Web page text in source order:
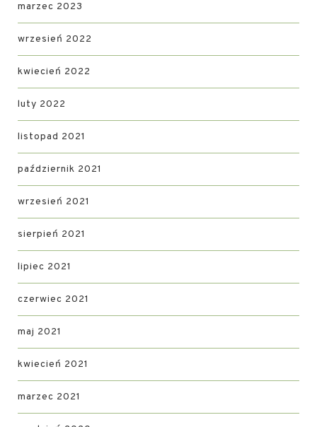
marzec 2023
wrzesień 2022
kwiecień 2022
luty 2022
listopad 2021
październik 2021
wrzesień 2021
sierpień 2021
lipiec 2021
czerwiec 2021
maj 2021
kwiecień 2021
marzec 2021